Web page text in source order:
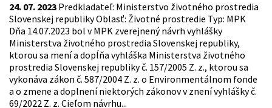
24. 07. 2023 Predkladateľ: Ministerstvo životného prostredia
Slovenskej republiky Oblasť: Životné prostredie Typ: MPK
Dňa 14.07.2023 bol v MPK zverejnený návrh vyhlášky
Ministerstva životného prostredia Slovenskej republiky,
ktorou sa mení a dopĺňa vyhláška Ministerstva životného
prostredia Slovenskej republiky č. 157/2005 Z. z., ktorou sa
vykonáva zákon č. 587/2004 Z. z. o Environmentálnom fonde
a o zmene a doplnení niektorých zákonov v znení vyhlášky č.
69/2022 Z. z. Cieľom návrhu...